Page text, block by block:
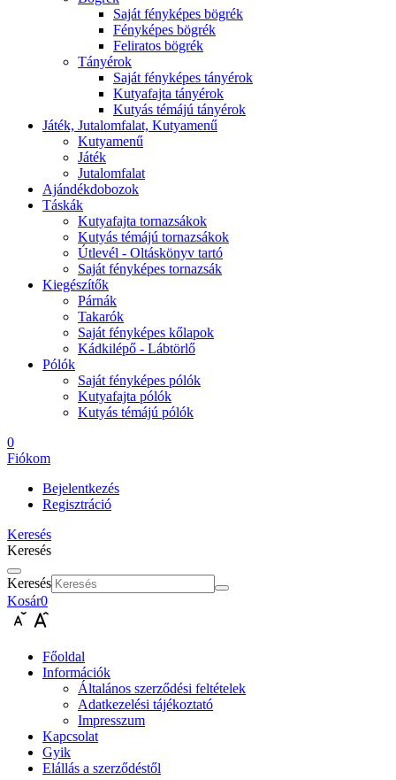
Saját fényképes bögrék
Fényképes bögrék
Feliratos bögrék
Tányérok
Saját fényképes tányérok
Kutyafajta tányérok
Kutyás témájú tányérok
Játék, Jutalomfalat, Kutyamenű
Kutyamenű
Játék
Jutalomfalat
Ajándékdobozok
Táskák
Kutyafajta tornazsákok
Kutyás témájú tornazsákok
Útlevél - Oltáskönyv tartó
Saját fényképes tornazsák
Kiegészítők
Párnák
Takarók
Saját fényképes kőlapok
Kádkilépő - Lábtörlő
Pólók
Saját fényképes pólók
Kutyafajta pólók
Kutyás témájú pólók
0
Fiókom
Bejelentkezés
Regisztráció
Keresés
Keresés
Keresés
Kosár0
Főoldal
Információk
Általános szerződési feltételek
Adatkezelési tájékoztató
Impresszum
Kapcsolat
Gyik
Elállás a szerződéstől